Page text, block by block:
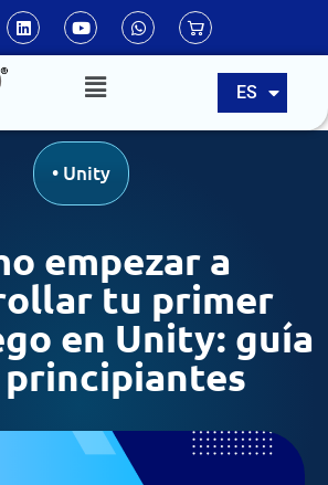
ES
EN
PT
• Unity
empezar a
tu primer
en Unity: guía
principiantes